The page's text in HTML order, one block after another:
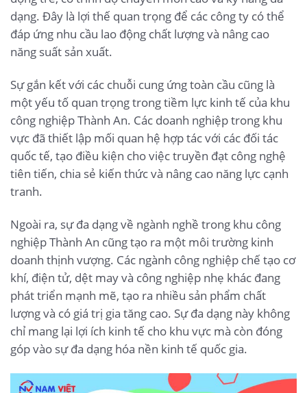
dạng. Đây là lợi thế quan trọng để các công ty có thể
đáp ứng nhu cầu lao động chất lượng và nâng cao
năng suất sản xuất.
Sự gắn kết với các chuỗi cung ứng toàn cầu cũng là
một yếu tố quan trọng trong tiềm lực kinh tế của khu
công nghiệp Thành An. Các doanh nghiệp trong khu
vực đã thiết lập mối quan hệ hợp tác với các đối tác
quốc tế, tạo điều kiện cho việc truyền đạt công nghệ
tiên tiến, chia sẻ kiến thức và nâng cao năng lực cạnh
tranh.
Ngoài ra, sự đa dạng về ngành nghề trong khu công
nghiệp Thành An cũng tạo ra một môi trường kinh
doanh thịnh vượng. Các ngành công nghiệp chế tạo cơ
khí, điện tử, dệt may và công nghiệp nhẹ khác đang
phát triển mạnh mẽ, tạo ra nhiều sản phẩm chất
lượng và có giá trị gia tăng cao. Sự đa dạng này không
chỉ mang lại lợi ích kinh tế cho khu vực mà còn đóng
góp vào sự đa dạng hóa nền kinh tế quốc gia.